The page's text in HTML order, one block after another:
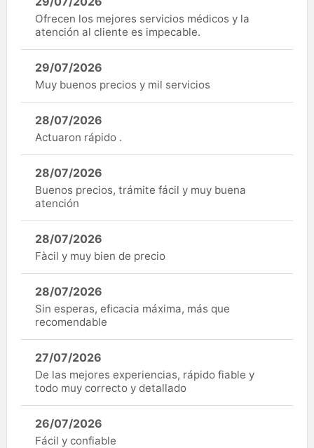
Ofrecen los mejores servicios médicos y la
atención al cliente es impecable.
29/07/2026
Muy buenos precios y mil servicios
28/07/2026
Actuaron rápido .
28/07/2026
Buenos precios, trámite fácil y muy buena
atención
28/07/2026
Fàcil y muy bien de precio
28/07/2026
Sin esperas, eficacia máxima, más que
recomendable
27/07/2026
De las mejores experiencias, rápido fiable y
todo muy correcto y detallado
26/07/2026
Fácil y confiable